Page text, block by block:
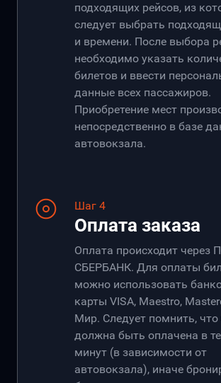
подходящих рейсов, из
следует выбрать
и времени. После выбора
необходимо указать
билетов и ввести
данные всех пассажиров.
Приобретение мест
непосредственно в базе
автовокзала.
Шаг 4
Оплата заказа
Оплата происходит через
СБЕРБАНК. Для оплаты
можно использовать
карты VISA, Maestro,
Мир. Следует помнить, что
должна быть оплачена в
минут (в зависимости от
автовокзала), иначе